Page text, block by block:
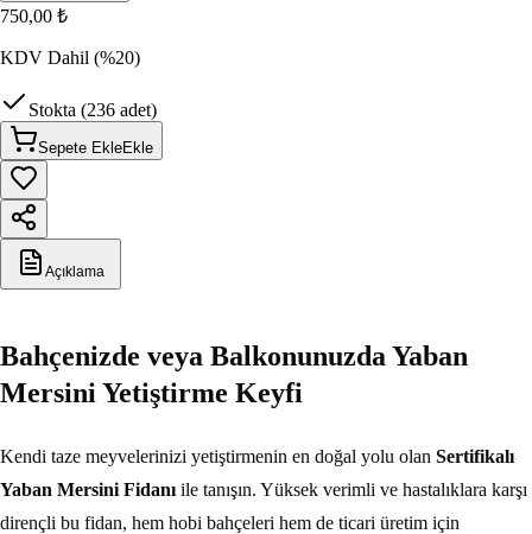
750,00 ₺
KDV Dahil (%20)
Stokta (236 adet)
Sepete EkleEkle
Açıklama
Bahçenizde veya Balkonunuzda Yaban
Mersini Yetiştirme Keyfi
Kendi taze meyvelerinizi yetiştirmenin en doğal yolu olan Sertifikalı
Yaban Mersini Fidanı ile tanışın. Yüksek verimli ve hastalıklara karşı
dirençli bu fidan, hem hobi bahçeleri hem de ticari üretim için